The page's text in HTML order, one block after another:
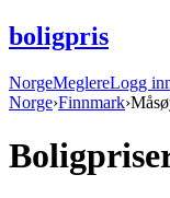
boligpris
NorgeMeglereLogg
Norge›Finnmark›